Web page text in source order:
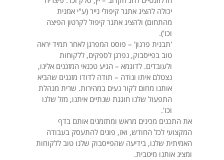
יכולה להציג אתגר קיפולי נייר (ע"י אמנית
מהתחום) ולהציג אתגר קיפול לקרטון הפיצה
וכו').
​'תבנית פרגון' – פוסט המפרגן לאחר תמיד יראה
טוב בפייסבוק, נפרגן לספקים, ללקוחות
ולעובדים. לדוגמא – הגיע טכנאי המזגנים אלינו,
נצטלם איתו ונודה – תודה לדודו מזגנים שהביא
אותנו מחום לקור נעים במהירות. שרית מנהלת
התפעול שלנו חוגגת שנתיים איתנו, מזל שלנו
וכו'. ​
את התכנים מכינים מראש ומתזמנים אותם בדף
המקצועי לכל החודש, ואז, פונים להתעסק בעבודה
האמיתית שלנו,​ בידיעה שהפייסבוק שלנו טוב ללקוחות
ומציג אותנו מיטבית.